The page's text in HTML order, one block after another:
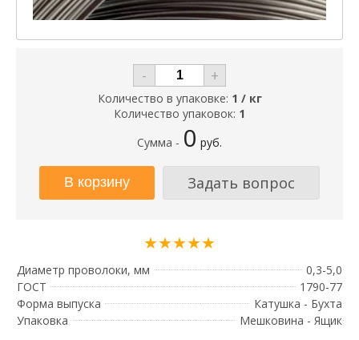
- +
Количество в упаковке: 1 / кг
Количество упаковок: 1
Сумма - 0 руб.
Задать вопрос
★★★★★
Диаметр проволоки, мм
0,3-5,0
ГОСТ
1790-77
Форма выпуска
Катушка - Бухта
Упаковка
Мешковина - Ящик